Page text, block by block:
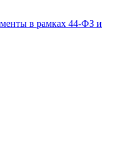
в рамках 44-ФЗ и